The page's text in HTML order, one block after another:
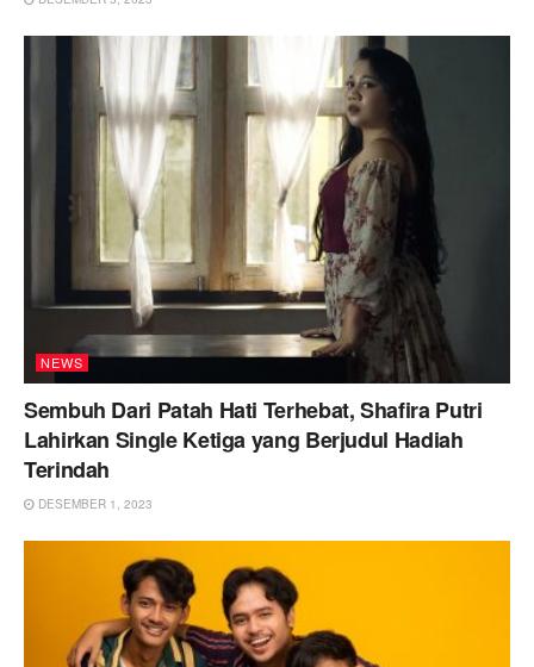
NEWS
Sembuh Dari Patah Hati Terhebat, Shafira Putri
Lahirkan Single Ketiga yang Berjudul Hadiah
Terindah
DESEMBER 1, 2023